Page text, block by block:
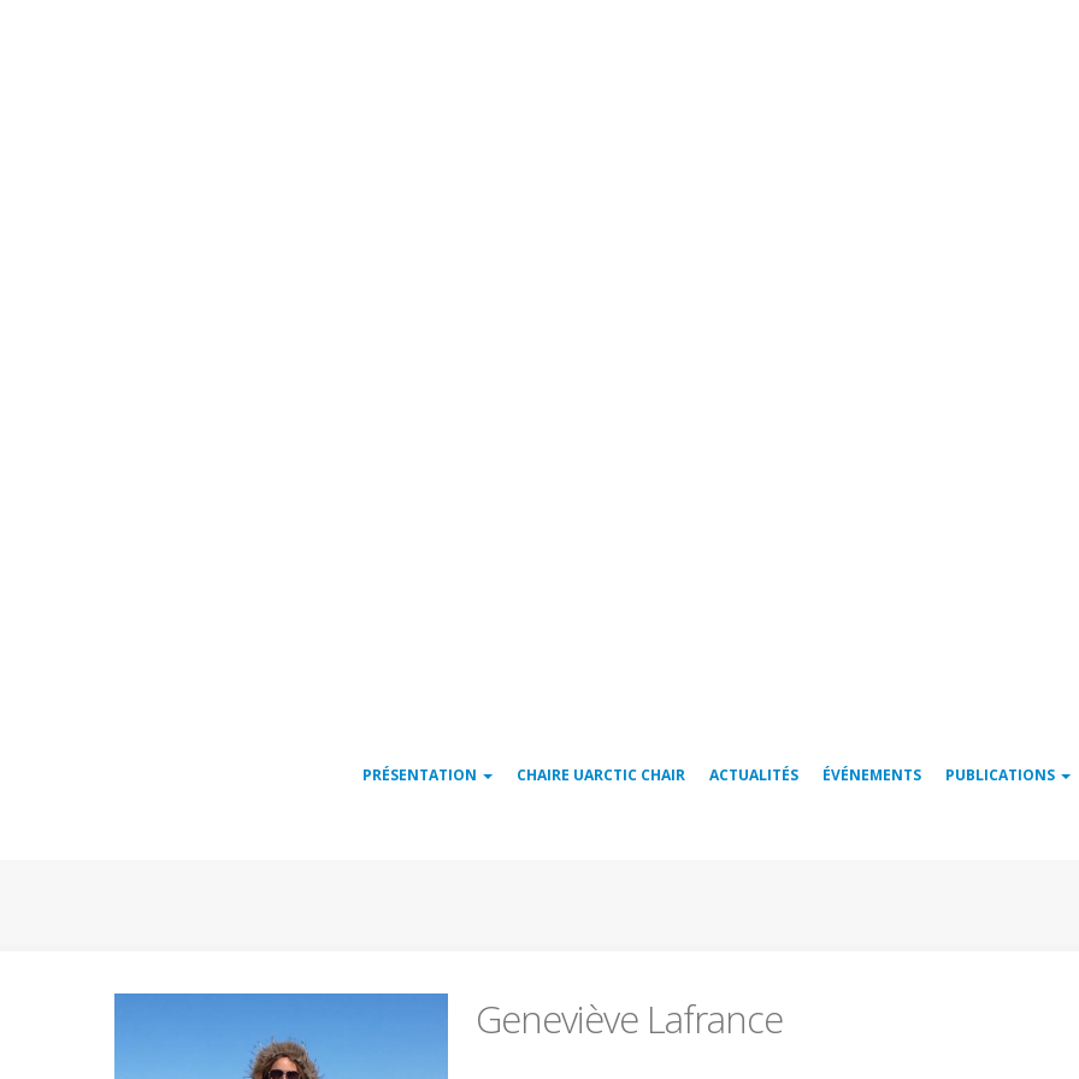
Navigation
PRÉSENTATION CHAIRE UARCTIC CHAIR ACTUALITÉS ÉVÉNEMENTS PUBLICATIONS
Geneviève Lafrance